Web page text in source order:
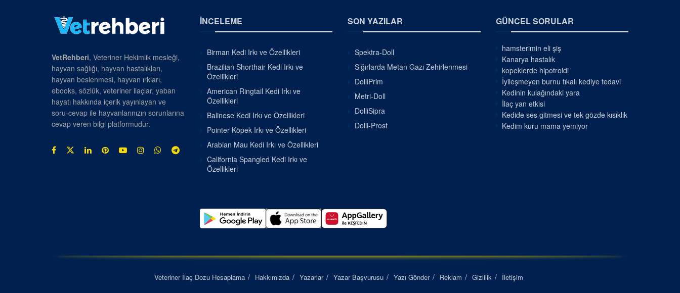
VetRehberi, Veteriner Hekimlik mesleği,
hayvan sağlığı, hayvan hastalıkları,
hayvan beslenmesi, hayvan ırkları,
ebooks, sözlük, veteriner ilaçlar, yaban
hayatı hakkında içerik yayınlayan ve
soru-cevap ile hayvanlarınızın sorunlarına
cevap veren bilgi platformudur.
İNCELEME
Birman Kedi Irkı ve Özellikleri
Brazilian Shorthair Kedi Irkı ve
Özellikleri
American Ringtail Kedi Irkı ve
Özellikleri
Balinese Kedi Irkı ve Özellikleri
Pointer Köpek Irkı ve Özellikleri
Arabian Mau Kedi Irkı ve Özellikleri
California Spangled Kedi Irkı ve
Özellikleri
SON YAZILAR
Spektra-Doll
Sığırlarda Metan Gazı Zehirlenmesi
DolliPrim
Metri-Doll
DolliSipra
Dolli-Prost
GÜNCEL SORULAR
hamsterimin eli şiş
Kanarya hastalık
kopeklerde hipotroidi
İyileşmeyen burnu tıkalı kediye tedavi
Kedinin kulağındaki yara
İlaç yan etkisi
Kedide ses gitmesi ve tek gözde kısıklık
Kedim kuru mama yemiyor
Veteriner İlaç Dozu Hesaplama Hakkımızda Yazarlar Yazar Başvurusu Yazı Gönder Reklam Gizlilik İletişim